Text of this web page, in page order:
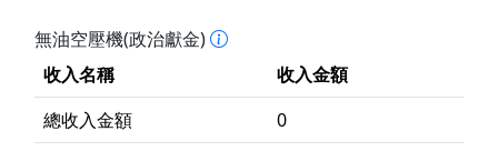
無油空壓機(政治獻金)
收入名稱
收入金額
總收入金額
0